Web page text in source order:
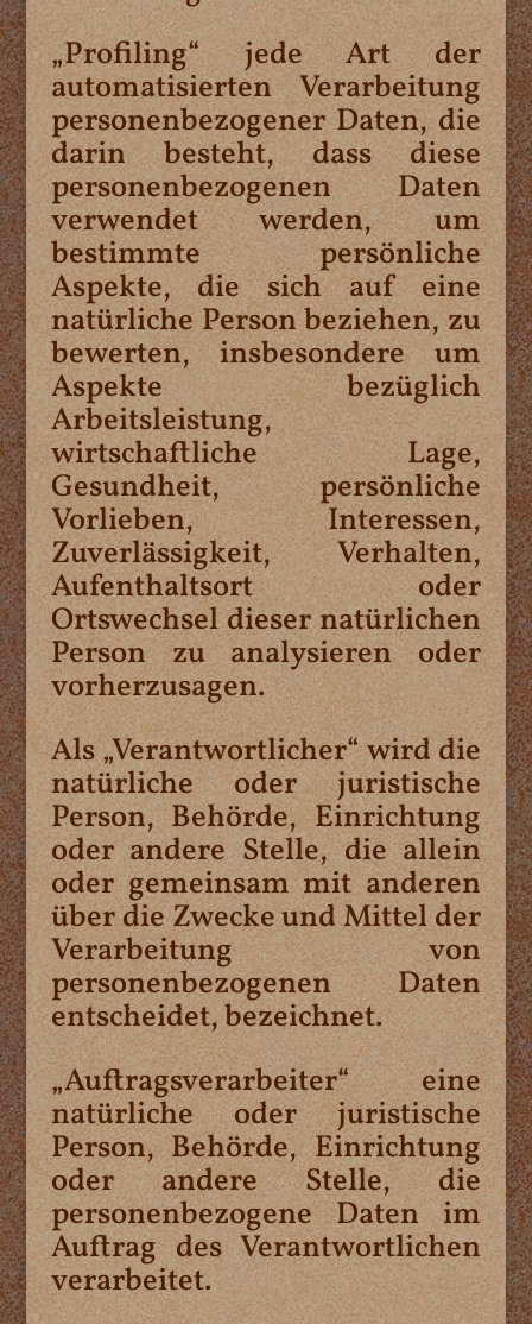
„Profiling“ jede Art der
automatisierten Verarbeitung
personenbezogener Daten, die
darin besteht, dass diese
personenbezogenen Daten
verwendet werden, um
bestimmte persönliche
Aspekte, die sich auf eine
natürliche Person beziehen, zu
bewerten, insbesondere um
Aspekte bezüglich
Arbeitsleistung,
wirtschaftliche Lage,
Gesundheit, persönliche
Vorlieben, Interessen,
Zuverlässigkeit, Verhalten,
Aufenthaltsort oder
Ortswechsel dieser natürlichen
Person zu analysieren oder
vorherzusagen.
Als „Verantwortlicher“ wird die
natürliche oder juristische
Person, Behörde, Einrichtung
oder andere Stelle, die allein
oder gemeinsam mit anderen
über die Zwecke und Mittel der
Verarbeitung von
personenbezogenen Daten
entscheidet, bezeichnet.
„Auftragsverarbeiter“ eine
natürliche oder juristische
Person, Behörde, Einrichtung
oder andere Stelle, die
personenbezogene Daten im
Auftrag des Verantwortlichen
verarbeitet.